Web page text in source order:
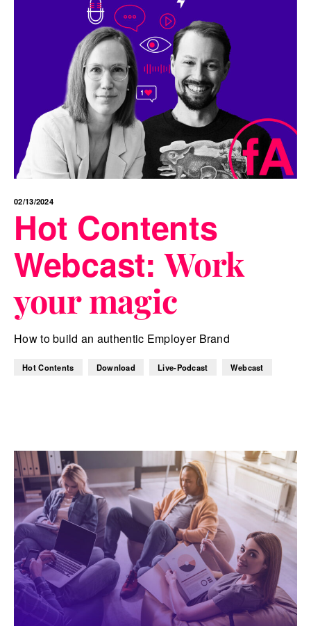
02/13/2024
Hot Contents
Webcast:Work
your magic
How to build an authentic Employer Brand
Hot Contents Download Live-Podcast Webcast